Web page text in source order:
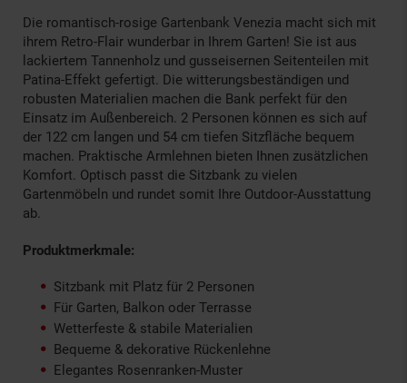
Die romantisch-rosige Gartenbank Venezia macht sich mit
ihrem Retro-Flair wunderbar in Ihrem Garten! Sie ist aus
lackiertem Tannenholz und gusseisernen Seitenteilen mit
Patina-Effekt gefertigt. Die witterungsbeständigen und
robusten Materialien machen die Bank perfekt für den
Einsatz im Außenbereich. 2 Personen können es sich auf
der 122 cm langen und 54 cm tiefen Sitzfläche bequem
machen. Praktische Armlehnen bieten Ihnen zusätzlichen
Komfort. Optisch passt die Sitzbank zu vielen
Gartenmöbeln und rundet somit Ihre Outdoor-Ausstattung
ab.
Produktmerkmale:
Sitzbank mit Platz für 2 Personen
Für Garten, Balkon oder Terrasse
Wetterfeste & stabile Materialien
Bequeme & dekorative Rückenlehne
Elegantes Rosenranken-Muster